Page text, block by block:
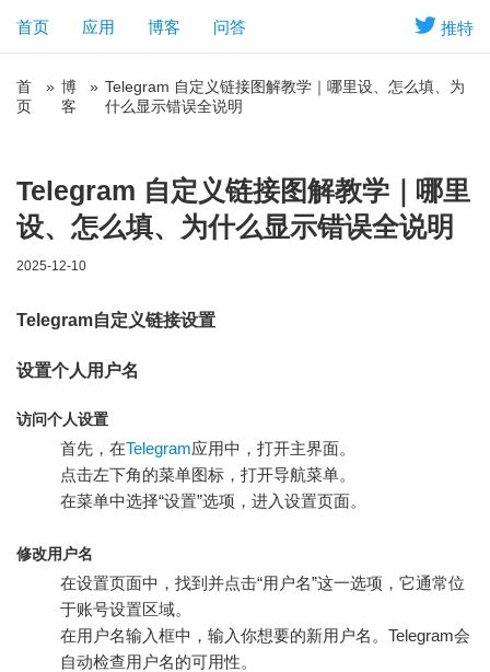
推特
首页 应用 博客 问答
首
页
» 博
客
» Telegram 自定义链接图解教学｜哪里设、怎么填、为
什么显示错误全说明
Telegram 自定义链接图解教学｜哪里
设、怎么填、为什么显示错误全说明
2025-12-10
Telegram自定义链接设置
设置个人用户名
访问个人设置
首先，在Telegram应用中，打开主界面。
点击左下角的菜单图标，打开导航菜单。
在菜单中选择“设置”选项，进入设置页面。
修改用户名
在设置页面中，找到并点击“用户名”这一选项，它通常位
于账号设置区域。
在用户名输入框中，输入你想要的新用户名。Telegram会
自动检查用户名的可用性。